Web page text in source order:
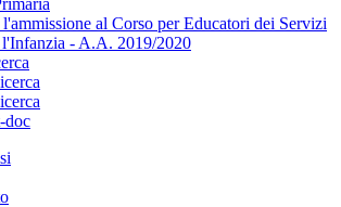
l'ammissione al Corso per Educatori dei Servizi
- A.A. 2019/2020
doc